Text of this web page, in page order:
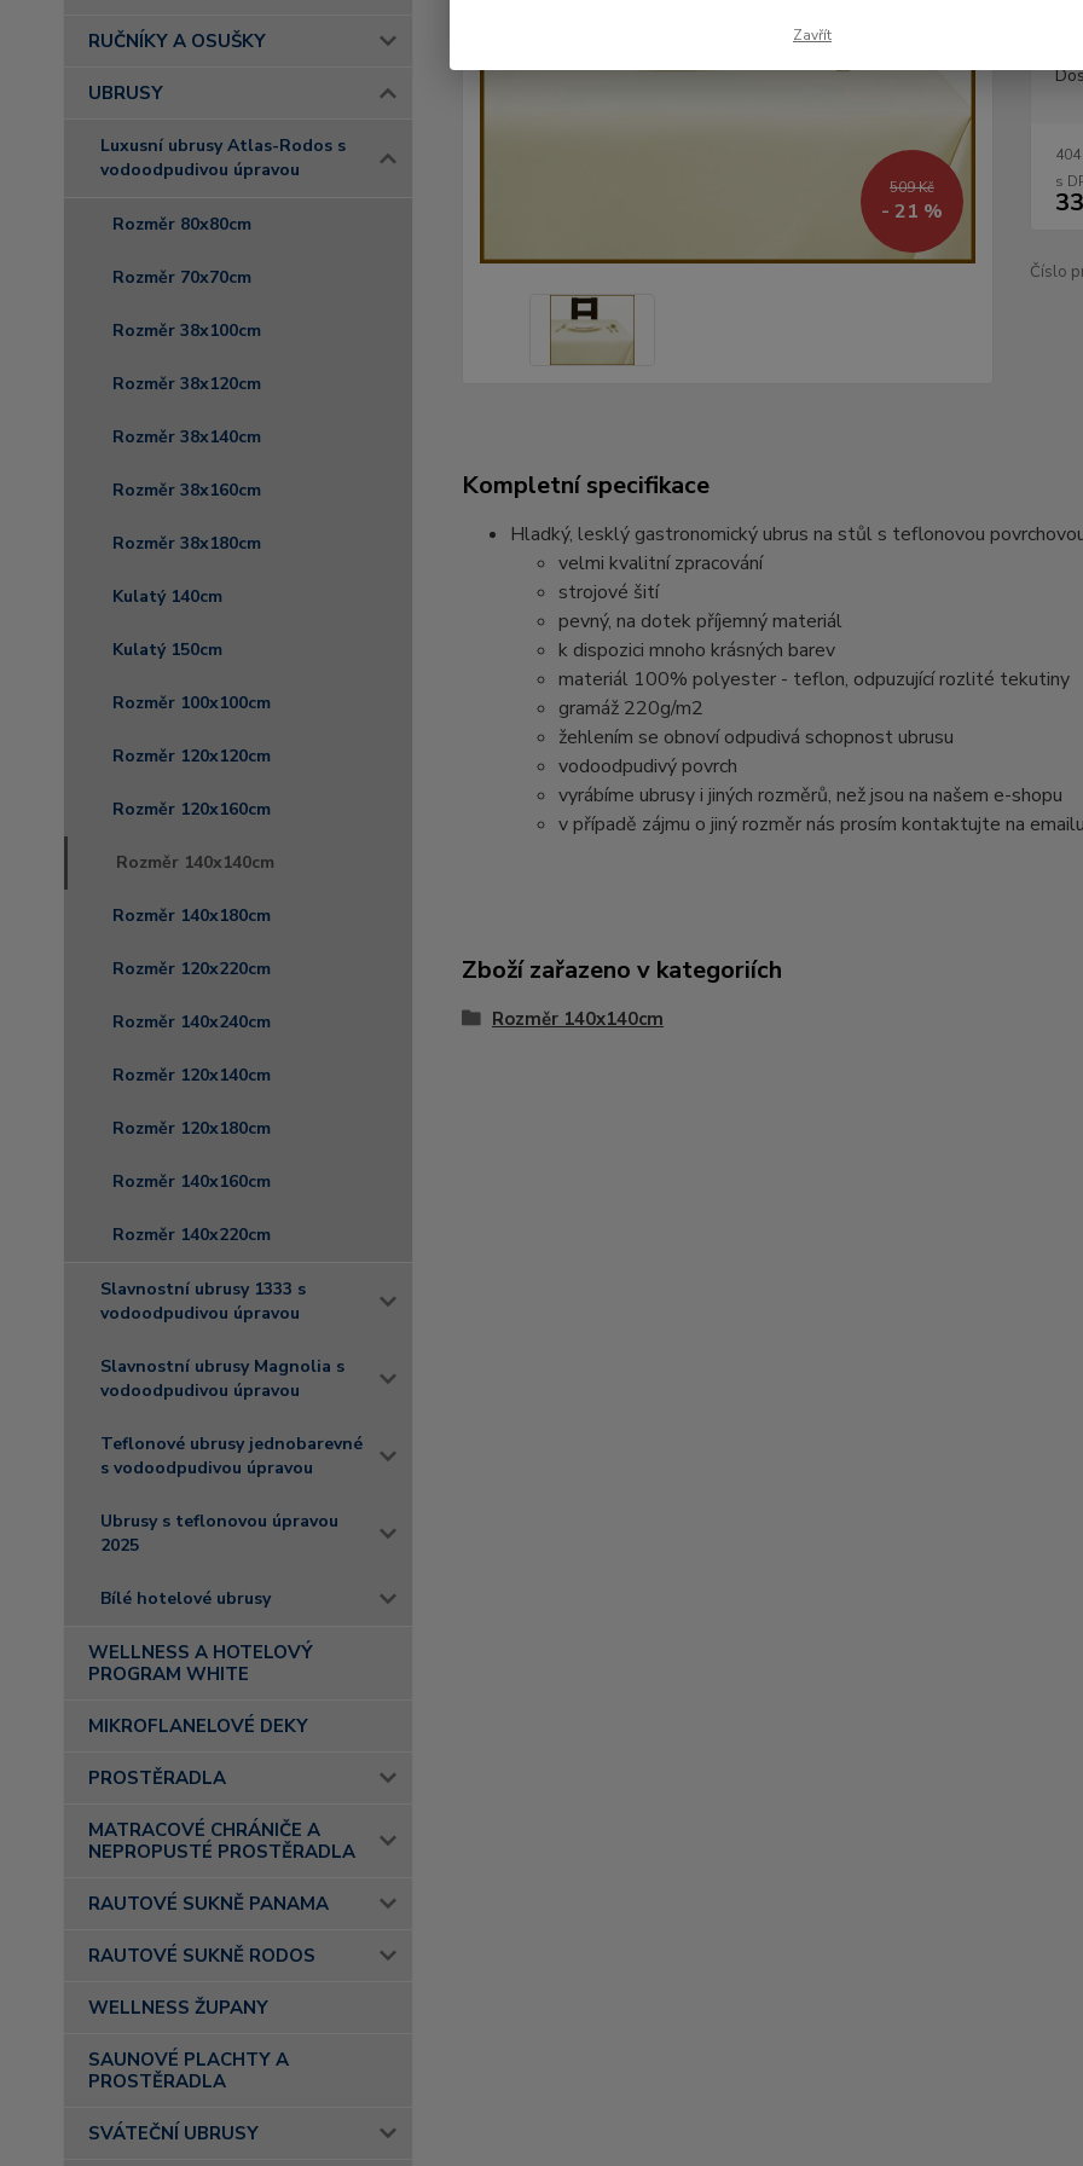
RUČNÍKY A OSUŠKY
UBRUSY
Luxusní ubrusy Atlas-Rodos s
vodoodpudivou úpravou
Rozměr 80x80cm
Rozměr 70x70cm
Rozměr 38x100cm
Rozměr 38x120cm
Rozměr 38x140cm
Rozměr 38x160cm
Rozměr 38x180cm
Kulatý 140cm
Kulatý 150cm
Rozměr 100x100cm
Rozměr 120x120cm
Rozměr 120x160cm
Rozměr 140x140cm
Rozměr 140x180cm
Rozměr 120x220cm
Rozměr 140x240cm
Rozměr 120x140cm
Rozměr 120x180cm
Rozměr 140x160cm
Rozměr 140x220cm
Slavnostní ubrusy 1333 s
vodoodpudivou úpravou
Slavnostní ubrusy Magnolia s
vodoodpudivou úpravou
Teflonové ubrusy jednobarevné
s vodoodpudivou úpravou
Ubrusy s teflonovou úpravou
2025
Bílé hotelové ubrusy
WELLNESS A HOTELOVÝ
PROGRAM WHITE
MIKROFLANELOVÉ DEKY
PROSTĚRADLA
MATRACOVÉ CHRÁNIČE A
NEPROPUSTÉ PROSTĚRADLA
RAUTOVÉ SUKNĚ PANAMA
RAUTOVÉ SUKNĚ RODOS
WELLNESS ŽUPANY
SAUNOVÉ PLACHTY A
PROSTĚRADLA
SVÁTEČNÍ UBRUSY
509 Kč
- 21 %
404
Číslo
Kompletní specifikace
Hladký, lesklý gastronomický ubrus na stůl s teflonovou
velmi kvalitní zpracování
strojové šití
pevný, na dotek příjemný materiál
k dispozici mnoho krásných barev
materiál 100% polyester - teflon, odpuzující rozlité tekutiny
gramáž 220g/m2
žehlením se obnoví odpudivá schopnost ubrusu
vodoodpudivý povrch
vyrábíme ubrusy i jiných rozměrů, než jsou na našem e-shopu
v případě zájmu o jiný rozměr nás prosím kontaktujte na emailu
Zboží zařazeno v kategoriích
Rozměr 140x140cm
Zavřít